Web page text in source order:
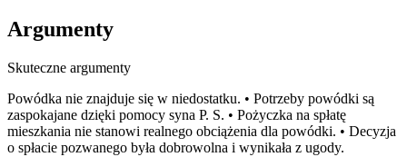
Argumenty
Skuteczne argumenty
Powódka nie znajduje się w niedostatku. • Potrzeby powódki są
zaspokajane dzięki pomocy syna P. S. • Pożyczka na spłatę
mieszkania nie stanowi realnego obciążenia dla powódki. • Decyzja
o spłacie pozwanego była dobrowolna i wynikała z ugody.